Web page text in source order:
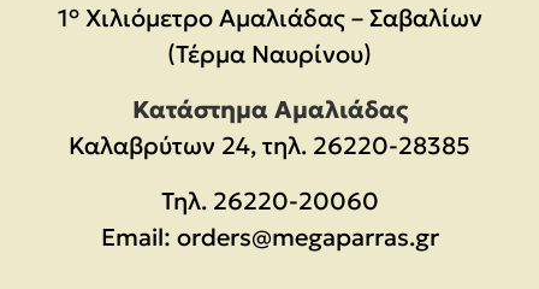
1° Χιλιόμετρο Αμαλιάδας – Σαβαλίων
(Τέρμα Ναυρίνου)
Κατάστημα Αμαλιάδας
Καλαβρύτων 24, τηλ. 26220-28385
Τηλ. 26220-20060
Email: orders@megaparras.gr